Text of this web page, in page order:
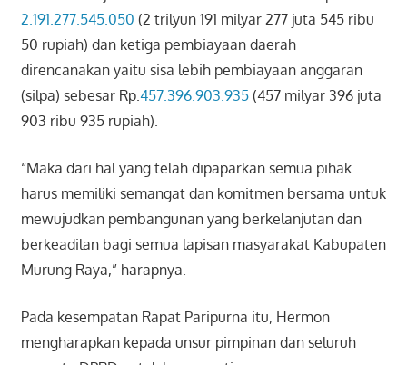
2.191.277.545.050 (2 trilyun 191 milyar 277 juta 545 ribu
50 rupiah) dan ketiga pembiayaan daerah
direncanakan yaitu sisa lebih pembiayaan anggaran
(silpa) sebesar Rp. 457.396.903.935(457 milyar 396 juta
903 ribu 935 rupiah).
“Maka dari hal yang telah dipaparkan semua pihak
harus memiliki semangat dan komitmen bersama untuk
mewujudkan pembangunan yang berkelanjutan dan
berkeadilan bagi semua lapisan masyarakat Kabupaten
Murung Raya,” harapnya.
Pada kesempatan Rapat Paripurna itu, Hermon
mengharapkan kepada unsur pimpinan dan seluruh